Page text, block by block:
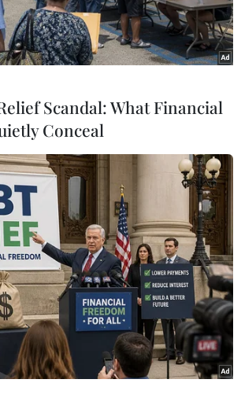
được phát hiện ở dãy núi Cardamom, Tây
(Nguồn: southeastasiaglobe.com)
bảo tồn động thực vật quốc
vừa phát hiện 10 chú cá sấu
Campuchia, làm dấy lên hy
phá trong nỗ lực bảo tồn loài
cho là tuyệt chủng trong tự
Scandal: What Financial
Conceal